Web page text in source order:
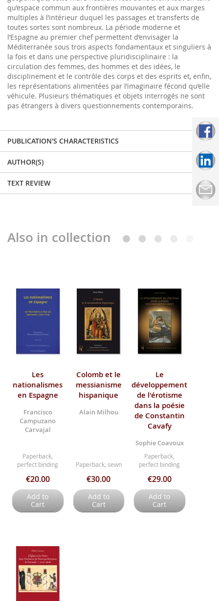
qu’espace commun aux frontières mouvantes et aux marges
multiples à l’intérieur duquel les passages et transferts de
toutes sortes sont nombreux. La période moderne et
l’Espagne au premier chef permettent d’envisager la
Méditerranée sous trois aspects fondamentaux et singuliers à
la fois et dans une perspective pluridisciplinaire : la
circulation des femmes, des hommes et des idées, le
disciplinement et le contrôle des corps et des esprits et, enfin,
les représentations alimentées par l’imaginaire fécond qu’elle
véhicule. Plusieurs thématiques et objets interrogés ne sont
pas étrangers à divers questionnements contemporains.
PUBLICATION'S CHARACTERISTICS
AUTHOR(S)
TEXT REVIEW
Also in collection
Les
nationalismes
en Espagne
Francisco
Campuzano
Carvajal
Paperback,
perfect binding
€20.00
Add to
Cart
Colomb et le
messianisme
hispanique
Alain Milhou
Paperback, sewn
€30.00
Add to
Cart
Le
développement
de l'érotisme
dans la poésie
de Constantin
Cavafy
Sophie Coavoux
Paperback,
perfect binding
€29.00
Add to
Cart